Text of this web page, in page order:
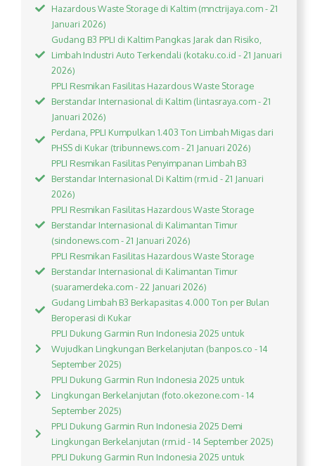
Hazardous Waste Storage di Kaltim (mnctrijaya.com - 21
Januari 2026)
Gudang B3 PPLI di Kaltim Pangkas Jarak dan Risiko,
Limbah Industri Auto Terkendali (kotaku.co.id - 21 Januari
2026)
PPLI Resmikan Fasilitas Hazardous Waste Storage
Berstandar Internasional di Kaltim (lintasraya.com - 21
Januari 2026)
Perdana, PPLI Kumpulkan 1.403 Ton Limbah Migas dari
PHSS di Kukar (tribunnews.com - 21 Januari 2026)
PPLI Resmikan Fasilitas Penyimpanan Limbah B3
Berstandar Internasional Di Kaltim (rm.id - 21 Januari
2026)
PPLI Resmikan Fasilitas Hazardous Waste Storage
Berstandar Internasional di Kalimantan Timur
(sindonews.com - 21 Januari 2026)
PPLI Resmikan Fasilitas Hazardous Waste Storage
Berstandar Internasional di Kalimantan Timur
(suaramerdeka.com - 22 Januari 2026)
Gudang Limbah B3 Berkapasitas 4.000 Ton per Bulan
Beroperasi di Kukar
PPLI Dukung Garmin Run Indonesia 2025 untuk
Wujudkan Lingkungan Berkelanjutan (banpos.co - 14
September 2025)
PPLI Dukung Garmin Run Indonesia 2025 untuk
Lingkungan Berkelanjutan (foto.okezone.com - 14
September 2025)
PPLI Dukung Garmin Run Indonesia 2025 Demi
Lingkungan Berkelanjutan (rm.id - 14 September 2025)
PPLI Dukung Garmin Run Indonesia 2025 untuk